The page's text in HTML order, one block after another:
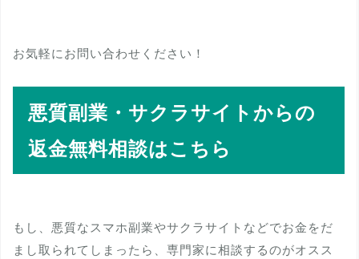
お気軽にお問い合わせください！
悪質副業・サクラサイトからの
返金無料相談はこちら
もし、悪質なスマホ副業やサクラサイトなどでお金をだ
まし取られてしまったら、専門家に相談するのがオスス